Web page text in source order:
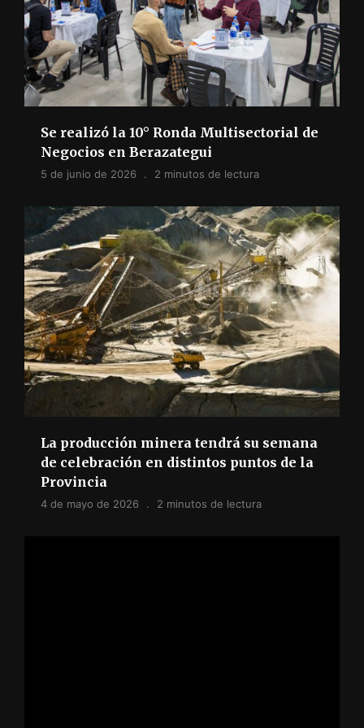
Se realizó la 10° Ronda Multisectorial de
Negocios en Berazategui
5 de junio de 2026 2 minutos de lectura
La producción minera tendrá su semana
de celebración en distintos puntos de la
Provincia
4 de mayo de 2026 2 minutos de lectura